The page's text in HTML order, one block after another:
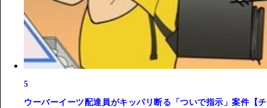
5
ウーバーイーツ配達員がキッパリ断る「ついで指示」案件【チ